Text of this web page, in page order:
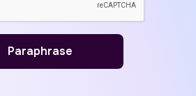
Paraphrase